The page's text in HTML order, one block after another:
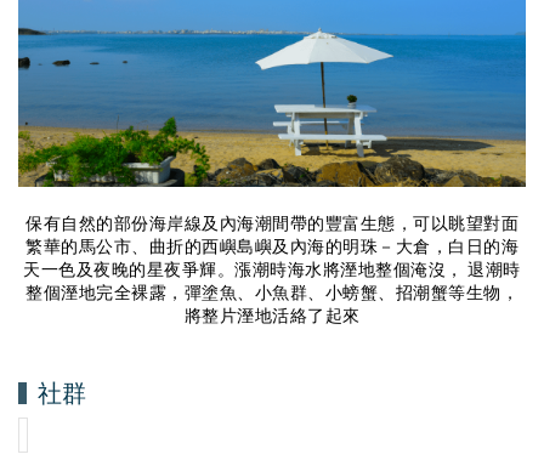
保有自然的部份海岸線及內海潮間帶的豐富生態，可以眺望對面
繁華的馬公市、曲折的西嶼島嶼及內海的明珠－大倉，白日的海
天一色及夜晚的星夜爭輝。漲潮時海水將溼地整個淹沒， 退潮時
整個溼地完全裸露，彈塗魚、小魚群、小螃蟹、招潮蟹等生物，
將整片溼地活絡了起來
社群